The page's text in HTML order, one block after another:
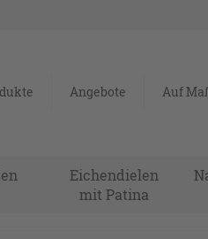
Angebote Auf
Eichendielen
mit Patina